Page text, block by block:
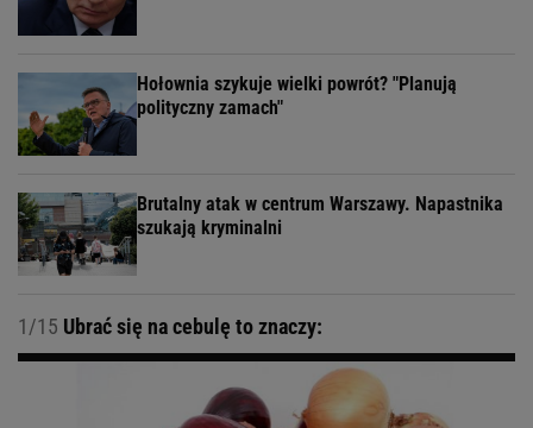
Hołownia szykuje wielki powrót? "Planują
polityczny zamach"
Brutalny atak w centrum Warszawy. Napastnika
szukają kryminalni
1/15 Ubrać się na cebulę to znaczy: